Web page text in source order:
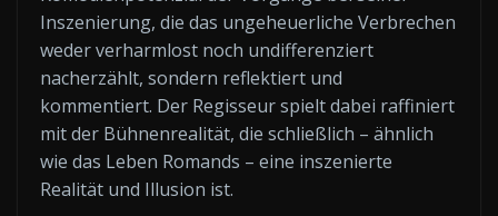
Inszenierung, die das ungeheuerliche Verbrechen
weder verharmlost noch undifferenziert
nacherzählt, sondern reflektiert und
kommentiert. Der Regisseur spielt dabei raffiniert
mit der Bühnenrealität, die schließlich – ähnlich
wie das Leben Romands – eine inszenierte
Realität und Illusion ist.